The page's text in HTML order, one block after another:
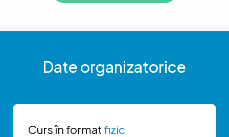
Date organizatorice
Curs în formatfizic